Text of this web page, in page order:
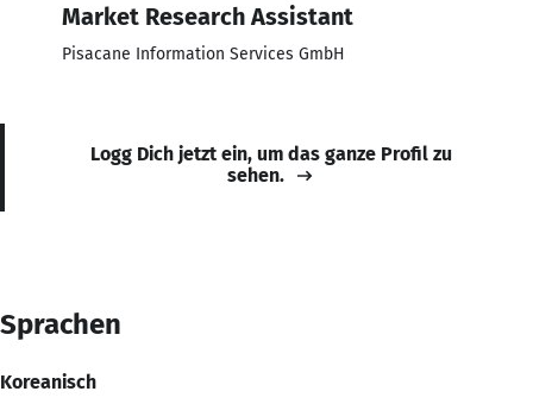
Market Research Assistant
Pisacane Information Services GmbH
Logg Dich jetzt ein, um das ganze Profil zu
sehen.
Sprachen
Koreanisch